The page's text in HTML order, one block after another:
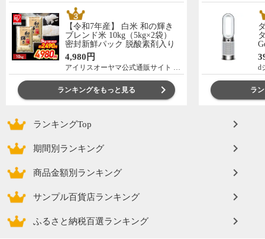
【令和7年産】 白米 和の輝き
ブレンド米 10kg（5kg×2袋）
密封新鮮パック 脱酸素剤入り
米 お米 低温製法米 アイリスオ
ーヤマ [食品]
4,980円
ランキングをもっと見る
d
ラ
ランキングTop
期間別ランキング
商品金額別ランキング
サンプル百貨店ランキング
ふるさと納税百選ランキング